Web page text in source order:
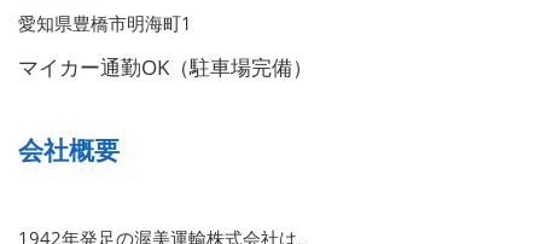
愛知県豊橋市明海町1
マイカー通勤OK（駐車場完備）
会社概要
1942年発足の渥美運輸株式会社は、